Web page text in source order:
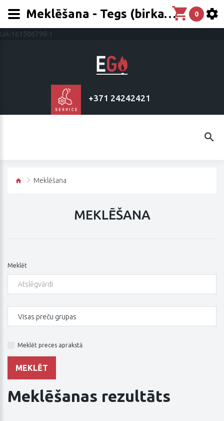
UA-161506798-1
+371 24242421
0
Meklēšana
MEKLĒŠANA
Meklēt
Meklēt preces aprakstā
Meklēšanas rezultāts
Meklēšana - Tegs (birka) - Bosch